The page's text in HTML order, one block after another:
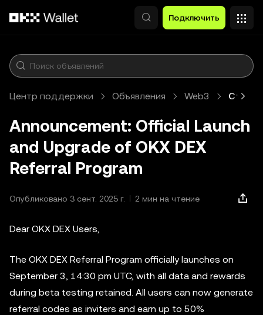
Подключить
Центр поддержки Объявления Web3 Статья
Announcement: Official Launch
and Upgrade of OKX DEX
Referral Program
Опубликовано 3 сент. 2025 г. 2 мин на чтение
Dear OKX DEX Users,
The OKX DEX Referral Program officially launches on
September 3, 14:30 pm UTC, with all data and rewards
during beta testing retained. All users can now generate
referral codes as inviters and earn up to 50%